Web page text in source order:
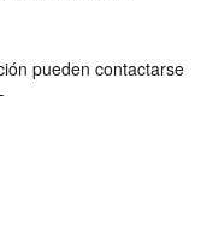
pueden contactarse